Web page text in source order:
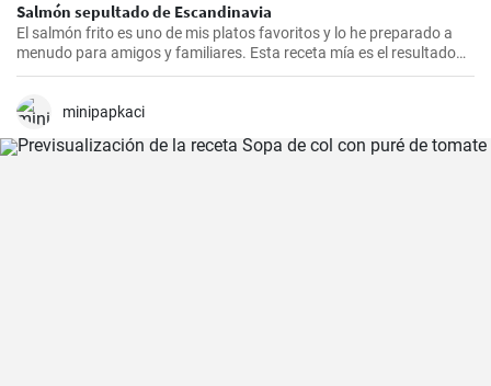
Salmón sepultado de Escandinavia
El salmón frito es uno de mis platos favoritos y lo he preparado a
menudo para amigos y familiares. Esta receta mía es el resultado
de mucha experimentación y personalización. Lo sorprendente es
impresionante. Un trozo de filete de salmón fresco se marina en un
minipapkaci